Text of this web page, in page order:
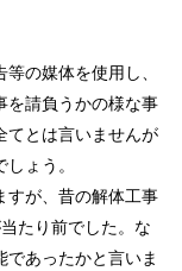
の媒体を使用し、
を請負うかの様な事
てとは言いませんが
ょう。
すが、昔の解体工事
たり前でした。な
であったかと言いま